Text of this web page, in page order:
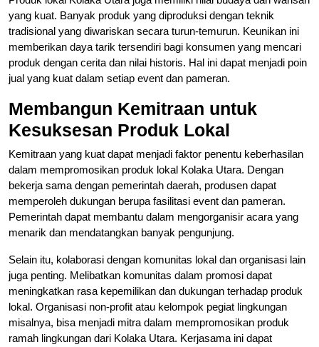
yang kuat. Banyak produk yang diproduksi dengan teknik
tradisional yang diwariskan secara turun-temurun. Keunikan ini
memberikan daya tarik tersendiri bagi konsumen yang mencari
produk dengan cerita dan nilai historis. Hal ini dapat menjadi poin
jual yang kuat dalam setiap event dan pameran.
Membangun Kemitraan untuk
Kesuksesan Produk Lokal
Kemitraan yang kuat dapat menjadi faktor penentu keberhasilan
dalam mempromosikan produk lokal Kolaka Utara. Dengan
bekerja sama dengan pemerintah daerah, produsen dapat
memperoleh dukungan berupa fasilitasi event dan pameran.
Pemerintah dapat membantu dalam mengorganisir acara yang
menarik dan mendatangkan banyak pengunjung.
Selain itu, kolaborasi dengan komunitas lokal dan organisasi lain
juga penting. Melibatkan komunitas dalam promosi dapat
meningkatkan rasa kepemilikan dan dukungan terhadap produk
lokal. Organisasi non-profit atau kelompok pegiat lingkungan
misalnya, bisa menjadi mitra dalam mempromosikan produk
ramah lingkungan dari Kolaka Utara. Kerjasama ini dapat